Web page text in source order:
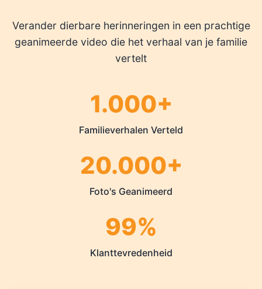
Verander dierbare herinneringen in een prachtige
geanimeerde video die het verhaal van je familie
vertelt
1.000+
Familieverhalen Verteld
20.000+
Foto's Geanimeerd
99%
Klanttevredenheid